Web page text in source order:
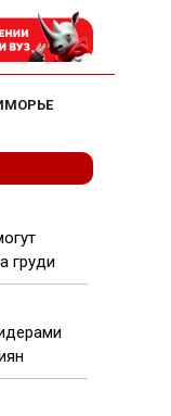
груди